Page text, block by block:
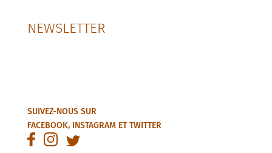
NEWSLETTER
SUIVEZ-NOUS SUR
FACEBOOK, INSTAGRAMETTWITTER